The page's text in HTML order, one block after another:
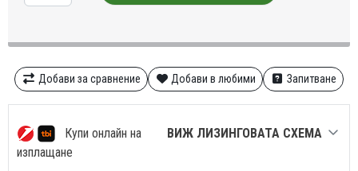
Добави за сравнение Добави в любими Запитване
Купи онлайн на
изплащане
ВИЖ ЛИЗИНГОВАТА СХЕМА